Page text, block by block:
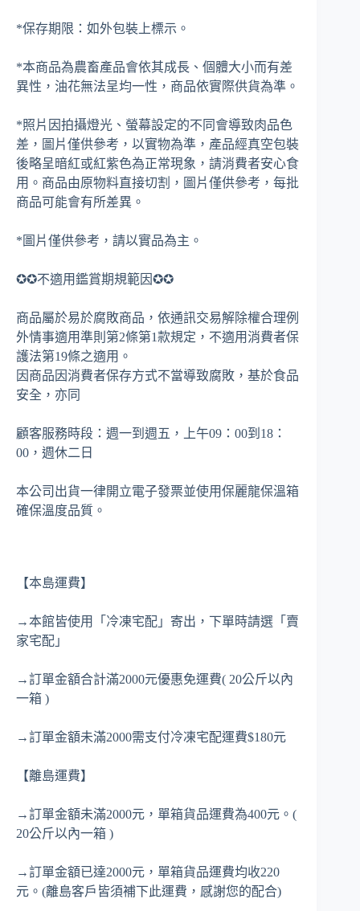
*保存期限：如外包裝上標示。
*本商品為農畜產品會依其成長、個體大小而有差
異性，油花無法呈均一性，商品依實際供貨為準。
*照片因拍攝燈光、螢幕設定的不同會導致肉品色
差，圖片僅供參考，以實物為準，產品經真空包裝
後略呈暗紅或紅紫色為正常現象，請消費者安心食
用。商品由原物料直接切割，圖片僅供參考，每批
商品可能會有所差異。
*圖片僅供參考，請以實品為主。
✪✪不適用鑑賞期規範因✪✪
商品屬於易於腐敗商品，依通訊交易解除權合理例
外情事適用準則第2條第1款規定，不適用消費者保
護法第19條之適用。
因商品因消費者保存方式不當導致腐敗，基於食品
安全，亦同
顧客服務時段：週一到週五，上午09：00到18：
00，週休二日
本公司出貨一律開立電子發票並使用保麗龍保溫箱
確保溫度品質。
【本島運費】
→本館皆使用「冷凍宅配」寄出，下單時請選「賣
家宅配」
→訂單金額合計滿2000元優惠免運費( 20公斤以內
一箱 )
→訂單金額未滿2000需支付冷凍宅配運費$180元
【離島運費】
→訂單金額未滿2000元，單箱貨品運費為400元。(
20公斤以內一箱 )
→訂單金額已達2000元，單箱貨品運費均收220
元。(離島客戶皆須補下此運費，感謝您的配合)